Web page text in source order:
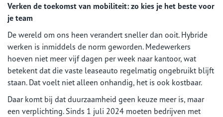
Verken de toekomst van mobiliteit: zo kies je het beste voor
je team
De wereld om ons heen verandert sneller dan ooit. Hybride
werken is inmiddels de norm geworden. Medewerkers
hoeven niet meer vijf dagen per week naar kantoor, wat
betekent dat die vaste leaseauto regelmatig ongebruikt blijft
staan. Dat voelt niet alleen onhandig, het is ook kostbaar.
Daar komt bij dat duurzaamheid geen keuze meer is, maar
een verplichting. Sinds 1 juli 2024 moeten bedrijven met